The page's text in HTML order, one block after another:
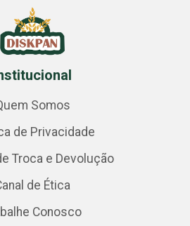
Somos
de Privacidade
Troca e Devolução
de Ética
Conosco